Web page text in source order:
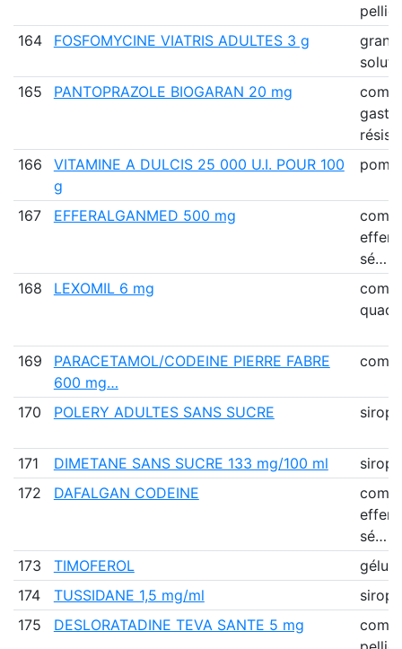
164
FOSFOMYCINE VIATRIS ADULTES 3 g
165
PANTOPRAZOLE BIOGARAN 20 mg
166
VITAMINE A DULCIS 25 000 U.I. POUR 100
g
167 EFFERALGANMED 500 mg
sé…
168
LEXOMIL 6 mg
169
PARACETAMOL/CODEINE PIERRE FABRE
600 mg…
170 POLERY ADULTES SANS SUCRE sirop
171 DIMETANE SANS SUCRE 133 mg/100 ml
sirop
172
DAFALGAN CODEINE
sé…
173
TIMOFEROL
gélule
174
TUSSIDANE 1,5 mg/ml
sirop
175
DESLORATADINE TEVA SANTE 5 mg